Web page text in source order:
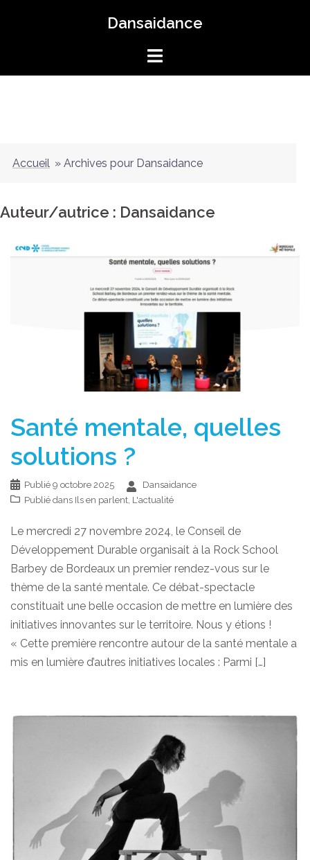
Dansaidance
Accueil » Archives pour Dansaidance
Auteur/autrice : Dansaidance
Santé mentale, quelles
solutions ?
Publié 9 octobre 2025
Dansaidance
Publié dans Ils en parlent, L'actualité
Le mercredi 27 novembre 2024, le Conseil de
Développement Durable organisait à la Rock School
Barbey de Bordeaux un premier rendez-vous sur le
thème de la santé mentale. Ce débat-spectacle
constituait une belle occasion de mettre en lumière des
initiatives innovantes sur le territoire. Nous y étions !
« Cette première rencontre autour de la santé mentale a
mis en lumière d’autres initiatives locales : Parmi […]